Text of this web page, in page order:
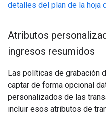
detalles del plan de la hoja
Atributos
ingresos resumidos
Las políticas de grabación
captar de forma opcional
personalizados de las
incluir esos atributos de